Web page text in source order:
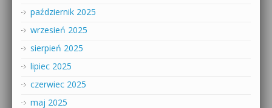
październik 2025
wrzesień 2025
sierpień 2025
lipiec 2025
czerwiec 2025
maj 2025